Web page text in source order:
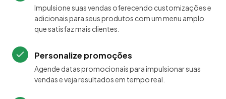
Impulsione suas vendas oferecendo customizações e
adicionais para seus produtos com um menu amplo
que satisfaz mais clientes.
Personalize promoções
Agende datas promocionais para impulsionar suas
vendas e veja resultados em tempo real.